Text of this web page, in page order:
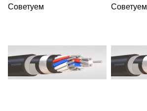
Советуем
Советуем